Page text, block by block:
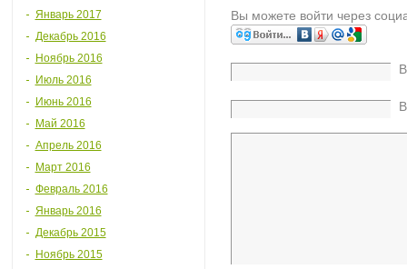
Январь 2017
Декабрь 2016
Ноябрь 2016
Июль 2016
Июнь 2016
Май 2016
Апрель 2016
Март 2016
Февраль 2016
Январь 2016
Декабрь 2015
Ноябрь 2015
Вы можете войти через